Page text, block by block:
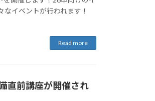
イベントが行われます！
Read more
直前講座が開催され